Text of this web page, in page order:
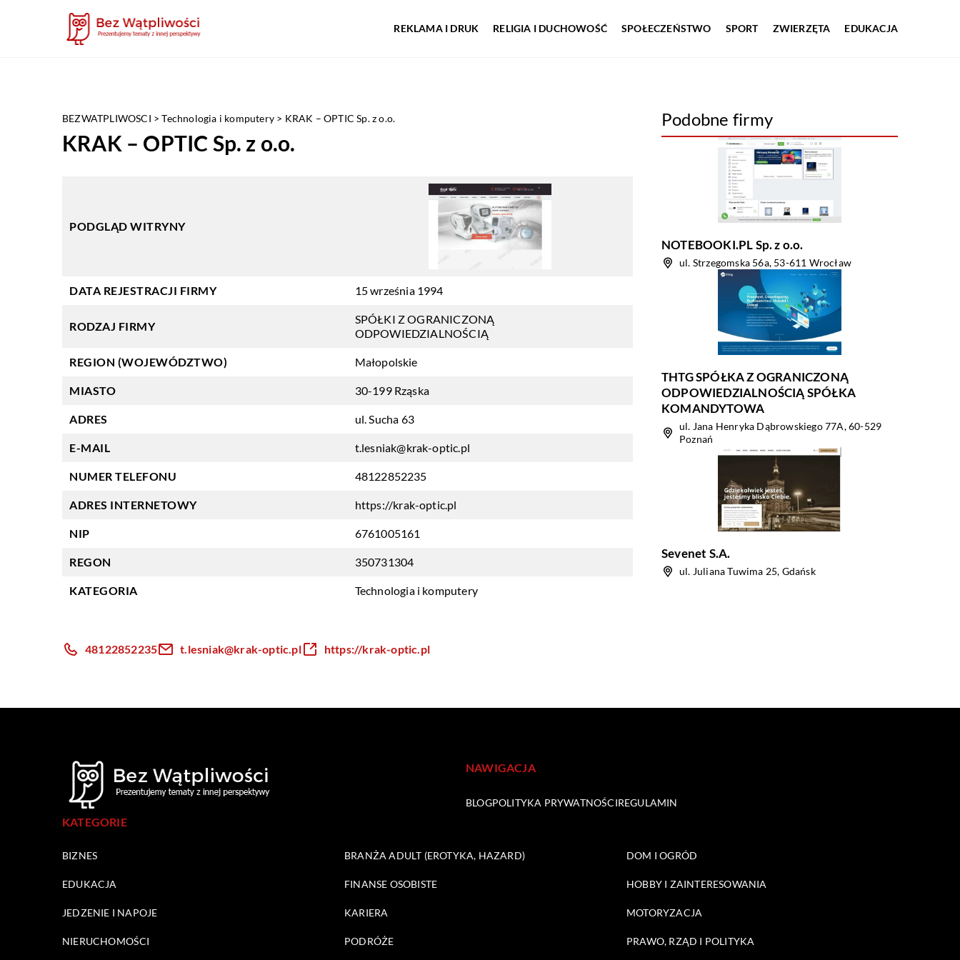
REKLAMA I DRUK RELIGIA I DUCHOWOŚĆ SPOŁECZEŃSTWO SPORT ZWIERZĘTA EDUKACJA
BEZWATPLIWOSCI >Technologia i komputery > KRAK – OPTIC Sp. z o.o.
KRAK – OPTIC Sp. z o.o.
PODGLĄD WITRYNY
DATA REJESTRACJI FIRMY 15 września 1994
RODZAJ FIRMY
SPÓŁKI Z OGRANICZONĄ
ODPOWIEDZIALNOŚCIĄ
REGION (WOJEWÓDZTWO) Małopolskie
MIASTO 30-199 Rząska
ADRES ul. Sucha 63
E-MAIL t.lesniak@krak-optic.pl
NUMER TELEFONU 48122852235
ADRES INTERNETOWY https://krak-optic.pl
NIP 6761005161
REGON 350731304
KATEGORIA Technologia i komputery
Podobne firmy
NOTEBOOKI.PL Sp. z o.o.
ul. Strzegomska 56a, 53-611 Wrocław
THTG SPÓŁKA Z OGRANICZONĄ
ODPOWIEDZIALNOŚCIĄ SPÓŁKA
KOMANDYTOWA
ul. Jana Henryka Dąbrowskiego 77A, 60-529
Poznań
Sevenet S.A.
ul. Juliana Tuwima 25, Gdańsk
48122852235 t.lesniak@krak-optic.pl https://krak-optic.pl
NAWIGACJA
BLOGPOLITYKA PRYWATNOŚCIREGULAMIN
KATEGORIE
BIZNES BRANŻA ADULT (EROTYKA, HAZARD) DOM I OGRÓD
EDUKACJA FINANSE OSOBISTE HOBBY I ZAINTERESOWANIA
JEDZENIE I NAPOJE KARIERA MOTORYZACJA
NIERUCHOMOŚCI PODRÓŻE PRAWO, RZĄD I POLITYKA